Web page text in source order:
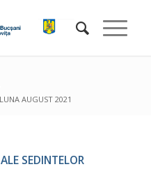
AUGUST 2021
SEDINTELOR